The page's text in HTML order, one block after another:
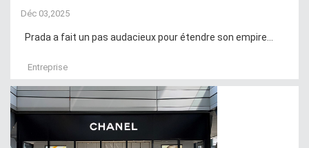
Déc 03,2025
Prada a fait un pas audacieux pour étendre son empire...
Entreprise